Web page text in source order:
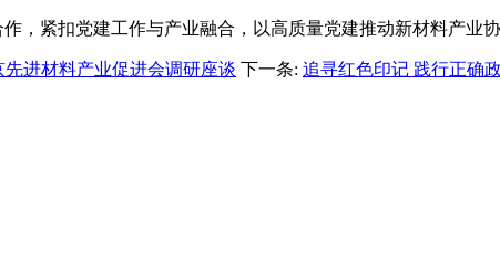
，紧扣党建工作与产业融合，以高质量党建推动新材料产业
进材料产业促进会调研座谈 下一条: 追寻红色印记 践行正确